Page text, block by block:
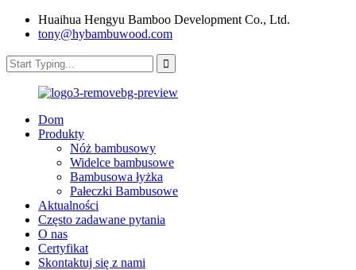
Huaihua Hengyu Bamboo Development Co., Ltd.
tony@hybambuwood.com
Dom
Produkty
Nóż bambusowy
Widelce bambusowe
Bambusowa łyżka
Pałeczki Bambusowe
Aktualności
Często zadawane pytania
O nas
Certyfikat
Skontaktuj się z nami